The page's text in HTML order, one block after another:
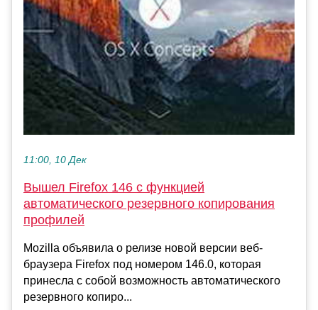
11:00, 10 Дек
Вышел Firefox 146 с функцией
автоматического резервного копирования
профилей
Mozilla объявила о релизе новой версии веб-
браузера Firefox под номером 146.0, которая
принесла с собой возможность автоматического
резервного копиро...